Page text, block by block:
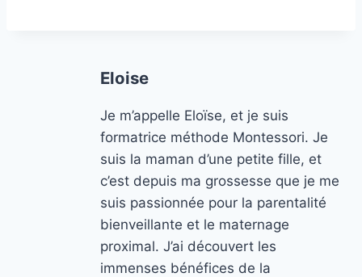
Eloise
Je m’appelle Eloïse, et je suis
formatrice méthode Montessori. Je
suis la maman d’une petite fille, et
c’est depuis ma grossesse que je me
suis passionnée pour la parentalité
bienveillante et le maternage
proximal. J’ai découvert les
immenses bénéfices de la